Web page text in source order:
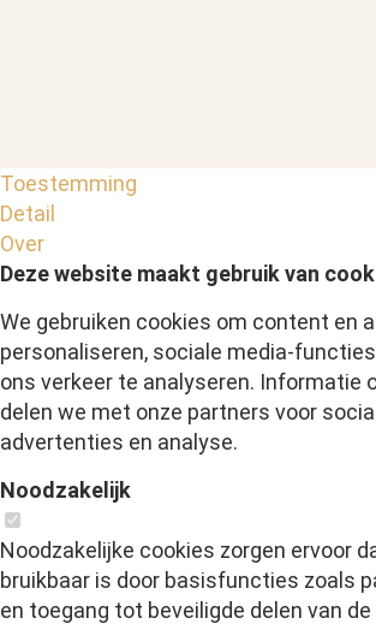
Toestemming
Detail
Over
Deze website maakt gebruik van
We gebruiken cookies om content en
personaliseren, sociale media-
ons verkeer te analyseren. Informatie
delen we met onze partners voor
advertenties en analyse.
Noodzakelijk
Noodzakelijke cookies zorgen ervoor
bruikbaar is door basisfuncties zoals
en toegang tot beveiligde delen van